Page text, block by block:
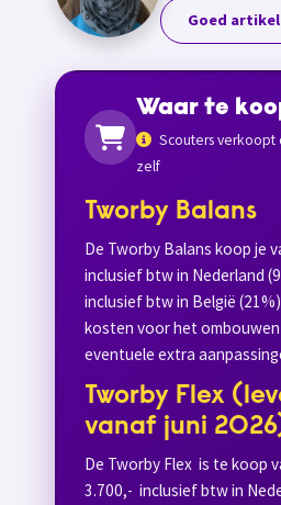
Goed
Waar te
Scouters verkoopt
zelf
Tworby Balans
De Tworby Balans koop je
inclusief btw in Nederland
inclusief btw in België
kosten voor het
eventuele extra
Tworby Flex
vanaf juni
De Tworby Flex is te koop
3.700,- inclusief btw in